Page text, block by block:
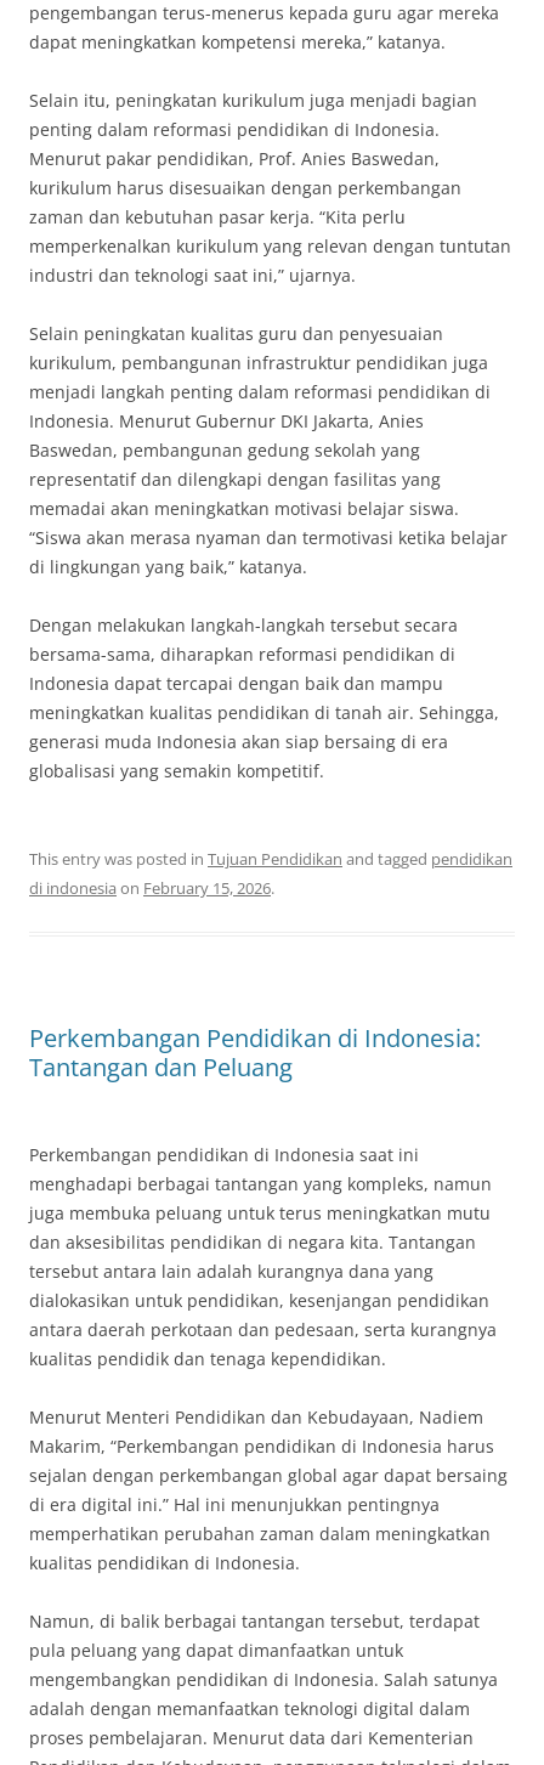
pengembangan terus-menerus kepada guru agar mereka
dapat meningkatkan kompetensi mereka,” katanya.
Selain itu, peningkatan kurikulum juga menjadi bagian
penting dalam reformasi pendidikan di Indonesia.
Menurut pakar pendidikan, Prof. Anies Baswedan,
kurikulum harus disesuaikan dengan perkembangan
zaman dan kebutuhan pasar kerja. “Kita perlu
memperkenalkan kurikulum yang relevan dengan tuntutan
industri dan teknologi saat ini,” ujarnya.
Selain peningkatan kualitas guru dan penyesuaian
kurikulum, pembangunan infrastruktur pendidikan juga
menjadi langkah penting dalam reformasi pendidikan di
Indonesia. Menurut Gubernur DKI Jakarta, Anies
Baswedan, pembangunan gedung sekolah yang
representatif dan dilengkapi dengan fasilitas yang
memadai akan meningkatkan motivasi belajar siswa.
“Siswa akan merasa nyaman dan termotivasi ketika belajar
di lingkungan yang baik,” katanya.
Dengan melakukan langkah-langkah tersebut secara
bersama-sama, diharapkan reformasi pendidikan di
Indonesia dapat tercapai dengan baik dan mampu
meningkatkan kualitas pendidikan di tanah air. Sehingga,
generasi muda Indonesia akan siap bersaing di era
globalisasi yang semakin kompetitif.
This entry was posted in Tujuan Pendidikan and tagged pendidikan
di indonesia on February 15, 2026.
Perkembangan Pendidikan di Indonesia:
Tantangan dan Peluang
Perkembangan pendidikan di Indonesia saat ini
menghadapi berbagai tantangan yang kompleks, namun
juga membuka peluang untuk terus meningkatkan mutu
dan aksesibilitas pendidikan di negara kita. Tantangan
tersebut antara lain adalah kurangnya dana yang
dialokasikan untuk pendidikan, kesenjangan pendidikan
antara daerah perkotaan dan pedesaan, serta kurangnya
kualitas pendidik dan tenaga kependidikan.
Menurut Menteri Pendidikan dan Kebudayaan, Nadiem
Makarim, “Perkembangan pendidikan di Indonesia harus
sejalan dengan perkembangan global agar dapat bersaing
di era digital ini.” Hal ini menunjukkan pentingnya
memperhatikan perubahan zaman dalam meningkatkan
kualitas pendidikan di Indonesia.
Namun, di balik berbagai tantangan tersebut, terdapat
pula peluang yang dapat dimanfaatkan untuk
mengembangkan pendidikan di Indonesia. Salah satunya
adalah dengan memanfaatkan teknologi digital dalam
proses pembelajaran. Menurut data dari Kementerian